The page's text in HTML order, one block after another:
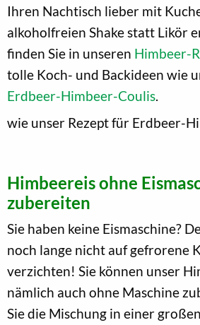
Ihren Nachtisch lieber mit
alkoholfreien Shake statt Likör
finden Sie in unseren Himbeer-
tolle Koch- und Backideen wie
Erdbeer-Himbeer-Coulis.
wie unser Rezept für Erdbeer-
Himbeereis ohne
zubereiten
Sie haben keine Eismaschine?
noch lange nicht auf gefrorene
verzichten! Sie können unser
nämlich auch ohne Maschine
Sie die Mischung in einer